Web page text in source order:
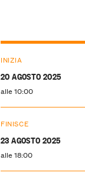
INIZIA
20 AGOSTO 2025
alle 10:00
FINISCE
23 AGOSTO 2025
alle 18:00